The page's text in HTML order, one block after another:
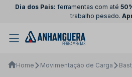
Dia dos Pais: ferramentas com até
trabalho pesado.
Home Movimentação de Carga